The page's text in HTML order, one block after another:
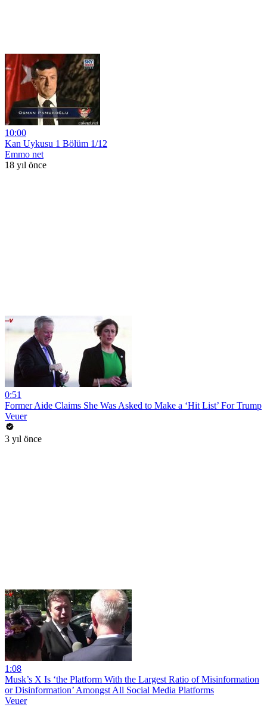
10:00
Kan Uykusu 1 Bölüm 1/12
Emmo net
18 yıl önce
0:51
Former Aide Claims She Was Asked to Make a ‘Hit List’ For Trump
Veuer
3 yıl önce
1:08
Musk’s X Is ‘the Platform With the Largest Ratio of Misinformation
or Disinformation’ Amongst All Social Media Platforms
Veuer